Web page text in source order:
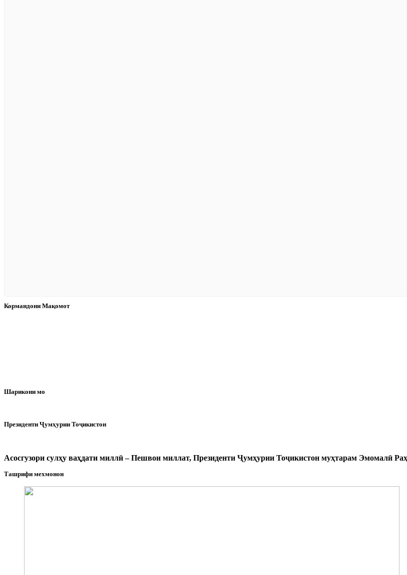
Кормандони Мақомот
Шарикони мо
Президенти Ҷумҳурии Тоҷикистон
Асосгузори сулҳу ваҳдати миллӣ – Пешвои миллат, Президенти Ҷумҳурии Тоҷикистон муҳтарам Эмомалӣ
Ташрифи мехмонон